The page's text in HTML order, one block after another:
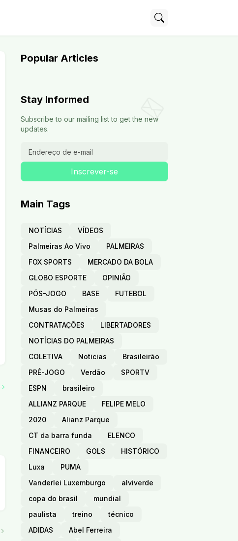
Popular Articles
Stay Informed
Subscribe to our mailing list to get the new
updates.
Main Tags
NOTÍCIAS
VÍDEOS
Palmeiras Ao Vivo
PALMEIRAS
FOX SPORTS
MERCADO DA BOLA
GLOBO ESPORTE
OPINIÃO
PÓS-JOGO
BASE
FUTEBOL
Musas do Palmeiras
CONTRATAÇÕES
LIBERTADORES
NOTÍCIAS DO PALMEIRAS
COLETIVA
Noticias
Brasileirão
PRÉ-JOGO
Verdão
SPORTV
ESPN
brasileiro
ALLIANZ PARQUE
FELIPE MELO
2020
Alianz Parque
CT da barra funda
ELENCO
FINANCEIRO
GOLS
HISTÓRICO
Luxa
PUMA
Vanderlei Luxemburgo
alviverde
copa do brasil
mundial
paulista
treino
técnico
ADIDAS
Abel Ferreira